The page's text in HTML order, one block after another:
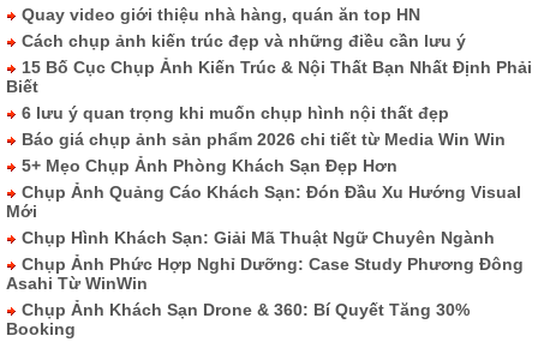
Quay video giới thiệu nhà hàng, quán ăn top HN
Cách chụp ảnh kiến trúc đẹp và những điều cần lưu ý
15 Bố Cục Chụp Ảnh Kiến Trúc & Nội Thất Bạn Nhất Định Phải
Biết
6 lưu ý quan trọng khi muốn chụp hình nội thất đẹp
Báo giá chụp ảnh sản phẩm 2026 chi tiết từ Media Win Win
5+ Mẹo Chụp Ảnh Phòng Khách Sạn Đẹp Hơn
Chụp Ảnh Quảng Cáo Khách Sạn: Đón Đầu Xu Hướng Visual
Mới
Chụp Hình Khách Sạn: Giải Mã Thuật Ngữ Chuyên Ngành
Chụp Ảnh Phức Hợp Nghỉ Dưỡng: Case Study Phương Đông
Asahi Từ WinWin
Chụp Ảnh Khách Sạn Drone & 360: Bí Quyết Tăng 30%
Booking